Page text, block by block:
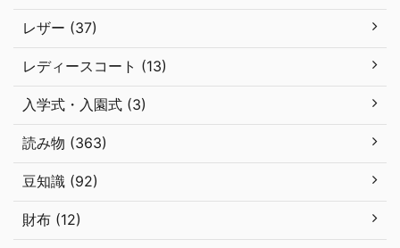
レザー (37)
レディースコート (13)
入学式・入園式 (3)
読み物 (363)
豆知識 (92)
財布 (12)